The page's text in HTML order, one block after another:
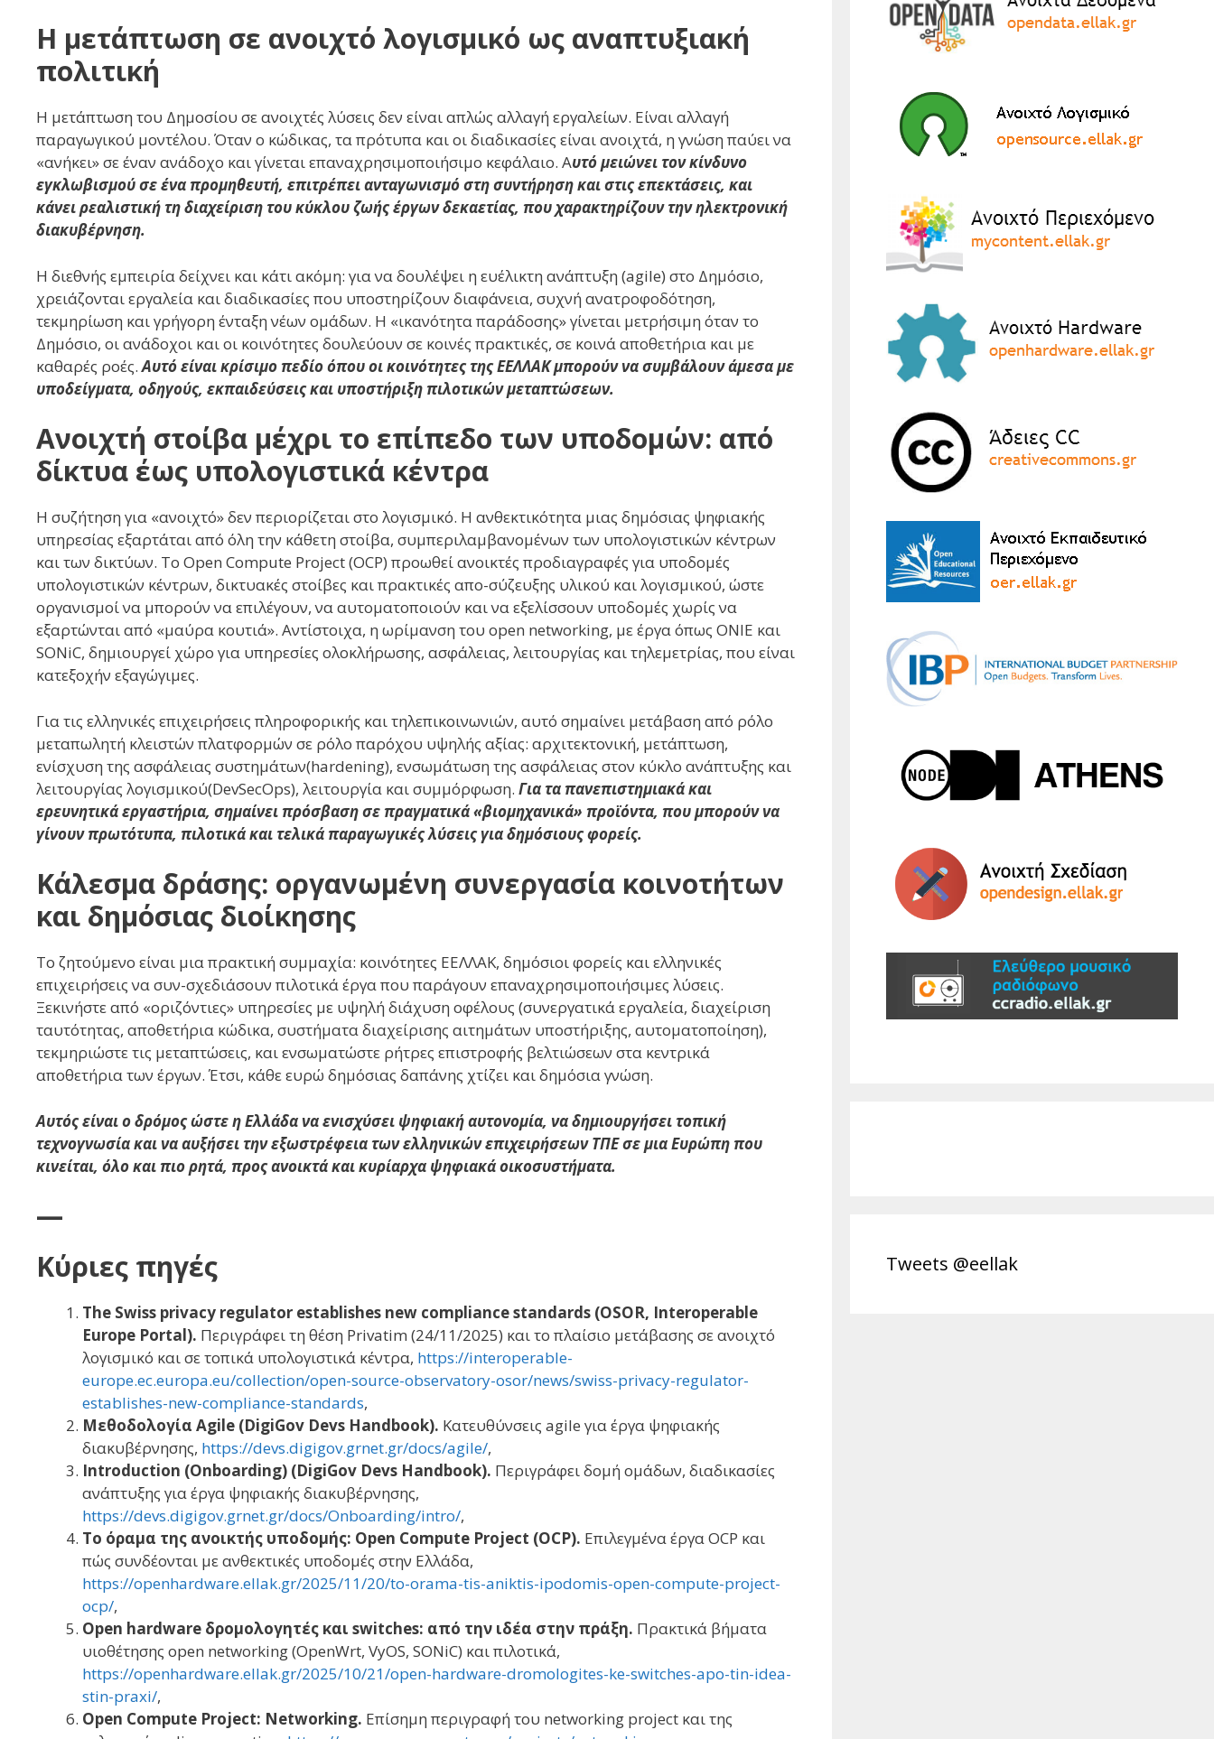
Η μετάπτωση σε ανοιχτό λογισμικό ως αναπτυξιακή
πολιτική
Η μετάπτωση του Δημοσίου σε ανοιχτές λύσεις δεν είναι απλώς αλλαγή εργαλείων. Είναι αλλαγή
παραγωγικού μοντέλου. Όταν ο κώδικας, τα πρότυπα και οι διαδικασίες είναι ανοιχτά, η γνώση παύει να
«ανήκει» σε έναν ανάδοχο και γίνεται επαναχρησιμοποιήσιμο κεφάλαιο. Αυτό μειώνει τον κίνδυνο
εγκλωβισμού σε ένα προμηθευτή, επιτρέπει ανταγωνισμό στη συντήρηση και στις επεκτάσεις, και
κάνει ρεαλιστική τη διαχείριση του κύκλου ζωής έργων δεκαετίας, που χαρακτηρίζουν την ηλεκτρονική
διακυβέρνηση.
Η διεθνής εμπειρία δείχνει και κάτι ακόμη: για να δουλέψει η ευέλικτη ανάπτυξη (agile) στο Δημόσιο,
χρειάζονται εργαλεία και διαδικασίες που υποστηρίζουν διαφάνεια, συχνή ανατροφοδότηση,
τεκμηρίωση και γρήγορη ένταξη νέων ομάδων. Η «ικανότητα παράδοσης» γίνεται μετρήσιμη όταν το
Δημόσιο, οι ανάδοχοι και οι κοινότητες δουλεύουν σε κοινές πρακτικές, σε κοινά αποθετήρια και με
καθαρές ροές.Αυτό είναι κρίσιμο πεδίο όπου οι κοινότητες της ΕΕΛΛΑΚ μπορούν να συμβάλουν άμεσα με
υποδείγματα, οδηγούς, εκπαιδεύσεις και υποστήριξη πιλοτικών μεταπτώσεων.
Ανοιχτή στοίβα μέχρι το επίπεδο των υποδομών: από
δίκτυα έως υπολογιστικά κέντρα
Η συζήτηση για «ανοιχτό» δεν περιορίζεται στο λογισμικό. Η ανθεκτικότητα μιας δημόσιας ψηφιακής
υπηρεσίας εξαρτάται από όλη την κάθετη στοίβα, συμπεριλαμβανομένων των υπολογιστικών κέντρων
και των δικτύων. Το Open Compute Project (OCP) προωθεί ανοικτές προδιαγραφές για υποδομές
υπολογιστικών κέντρων, δικτυακές στοίβες και πρακτικές απο-σύζευξης υλικού και λογισμικού, ώστε
οργανισμοί να μπορούν να επιλέγουν, να αυτοματοποιούν και να εξελίσσουν υποδομές χωρίς να
εξαρτώνται από «μαύρα κουτιά». Αντίστοιχα, η ωρίμανση του open networking, με έργα όπως ONIE και
SONiC, δημιουργεί χώρο για υπηρεσίες ολοκλήρωσης, ασφάλειας, λειτουργίας και τηλεμετρίας, που είναι
κατεξοχήν εξαγώγιμες.
Για τις ελληνικές επιχειρήσεις πληροφορικής και τηλεπικοινωνιών, αυτό σημαίνει μετάβαση από ρόλο
μεταπωλητή κλειστών πλατφορμών σε ρόλο παρόχου υψηλής αξίας: αρχιτεκτονική, μετάπτωση,
ενίσχυση της ασφάλειας συστημάτων(hardening), ενσωμάτωση της ασφάλειας στον κύκλο ανάπτυξης και
λειτουργίας λογισμικού(DevSecOps), λειτουργία και συμμόρφωση. Για τα πανεπιστημιακά και
ερευνητικά εργαστήρια, σημαίνει πρόσβαση σε πραγματικά «βιομηχανικά» προϊόντα, που μπορούν να
γίνουν πρωτότυπα, πιλοτικά και τελικά παραγωγικές λύσεις για δημόσιους φορείς.
Κάλεσμα δράσης: οργανωμένη συνεργασία κοινοτήτων
και δημόσιας διοίκησης
Το ζητούμενο είναι μια πρακτική συμμαχία: κοινότητες ΕΕΛΛΑΚ, δημόσιοι φορείς και ελληνικές
επιχειρήσεις να συν-σχεδιάσουν πιλοτικά έργα που παράγουν επαναχρησιμοποιήσιμες λύσεις.
Ξεκινήστε από «οριζόντιες» υπηρεσίες με υψηλή διάχυση οφέλους (συνεργατικά εργαλεία, διαχείριση
ταυτότητας, αποθετήρια κώδικα, συστήματα διαχείρισης αιτημάτων υποστήριξης, αυτοματοποίηση),
τεκμηριώστε τις μεταπτώσεις, και ενσωματώστε ρήτρες επιστροφής βελτιώσεων στα κεντρικά
αποθετήρια των έργων. Έτσι, κάθε ευρώ δημόσιας δαπάνης χτίζει και δημόσια γνώση.
Αυτός είναι ο δρόμος ώστε η Ελλάδα να ενισχύσει ψηφιακή αυτονομία, να δημιουργήσει τοπική
τεχνογνωσία και να αυξήσει την εξωστρέφεια των ελληνικών επιχειρήσεων ΤΠΕ σε μια Ευρώπη που
κινείται, όλο και πιο ρητά, προς ανοικτά και κυρίαρχα ψηφιακά οικοσυστήματα.
—
Κύριες πηγές
The Swiss privacy regulator establishes new compliance standards (OSOR, Interoperable
Europe Portal). Περιγράφει τη θέση Privatim (24/11/2025) και το πλαίσιο μετάβασης σε ανοιχτό
λογισμικό και σε τοπικά υπολογιστικά κέντρα, https://interoperable-
europe.ec.europa.eu/collection/open-source-observatory-osor/news/swiss-privacy-regulator-
establishes-new-compliance-standards,
Μεθοδολογία Agile (DigiGov Devs Handbook). Κατευθύνσεις agile για έργα ψηφιακής
διακυβέρνησης, https://devs.digigov.grnet.gr/docs/agile/,
Introduction (Onboarding) (DigiGov Devs Handbook). Περιγράφει δομή ομάδων, διαδικασίες
ανάπτυξης για έργα ψηφιακής διακυβέρνησης,
https://devs.digigov.grnet.gr/docs/Onboarding/intro/,
Το όραμα της ανοικτής υποδομής: Open Compute Project (OCP). Επιλεγμένα έργα OCP και
πώς συνδέονται με ανθεκτικές υποδομές στην Ελλάδα,
https://openhardware.ellak.gr/2025/11/20/to-orama-tis-aniktis-ipodomis-open-compute-project-
ocp/,
Open hardware δρομολογητές και switches: από την ιδέα στην πράξη. Πρακτικά βήματα
υιοθέτησης open networking (OpenWrt, VyOS, SONiC) και πιλοτικά,
https://openhardware.ellak.gr/2025/10/21/open-hardware-dromologites-ke-switches-apo-tin-idea-
stin-praxi/,
Open Compute Project: Networking. Επίσημη περιγραφή του networking project και της
Tweets @eellak